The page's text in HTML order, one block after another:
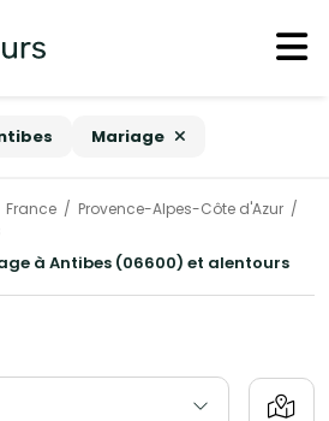
Mariage
France
Provence-Alpes-Côte d'Azur
à Antibes (06600) et alentours